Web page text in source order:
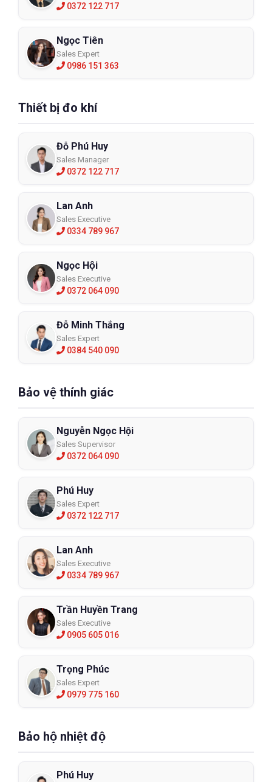
0372 122 717
Ngọc Tiên
Sales Expert
0986 151 363
Thiết bị đo khí
Đỗ Phú Huy
Sales Manager
0372 122 717
Lan Anh
Sales Executive
0334 789 967
Ngọc Hội
Sales Executive
0372 064 090
Đỗ Minh Thắng
Sales Expert
0384 540 090
Bảo vệ thính giác
Nguyễn Ngọc Hội
Sales Supervisor
0372 064 090
Phú Huy
Sales Expert
0372 122 717
Lan Anh
Sales Executive
0334 789 967
Trần Huyền Trang
Sales Executive
0905 605 016
Trọng Phúc
Sales Expert
0979 775 160
Bảo hộ nhiệt độ
Phú Huy